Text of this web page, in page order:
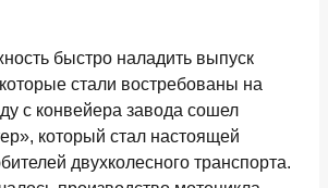
быстро наладить выпуск
стали востребованы на
с конвейера завода сошел
который стал настоящей
двухколесного транспорта.